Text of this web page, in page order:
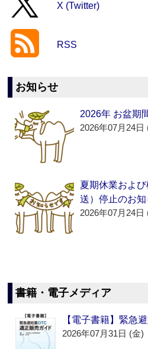
X (Twitter)
RSS
お知らせ
2026年 お盆期
2026年07月24日
夏期休業およ
送）停止のお
2026年07月24日
書籍・電子メディア
【電子書籍】緊急
2026年07月31日 (金)